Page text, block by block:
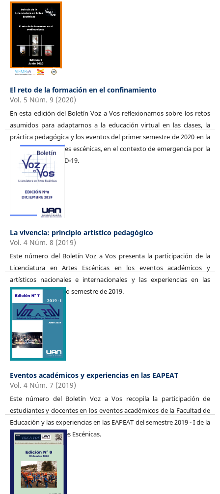
El reto de la formación en el confinamiento
Vol. 5 Núm. 9 (2020)
En esta edición del Boletín Voz a Vos reflexionamos sobre los retos
asumidos para adaptarnos a la educación virtual en las clases, la
práctica pedagógica y los eventos del primer semestre de 2020 en la
Licenciatura en Artes escénicas, en el contexto de emergencia por la
pandemia de COVID-19.
La vivencia: principio artístico pedagógico
Vol. 4 Núm. 8 (2019)
Este número del Boletín Voz a Vos presenta la participación de la
Licenciatura en Artes Escénicas en los eventos académicos y
artísticos nacionales e internacionales y las experiencias en las
EAPEAT del segundo semestre de 2019.
Eventos académicos y experiencias en las EAPEAT
Vol. 4 Núm. 7 (2019)
Este número del Boletín Voz a Vos recopila la participación de
estudiantes y docentes en los eventos académicos de la Facultad de
Educación y las experiencias en las EAPEAT del semestre 2019 - I de la
Licenciatura en Artes Escénicas.